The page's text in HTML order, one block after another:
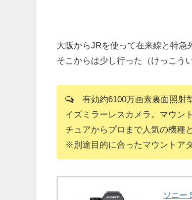
大阪からJRを使って在来線と特急
そこからは少し行った（けっこう
有効約6100万画素裏面照射
イズミラーレスカメラ。マウン
チュアからプロまで人気の機種
※別途目的に合ったマウントア
ソニー